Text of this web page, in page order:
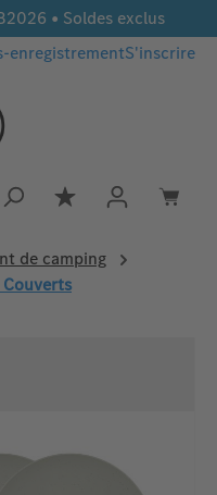
• Soldes exclus
enregistrementS'inscrire
Vous avez 0
de camping